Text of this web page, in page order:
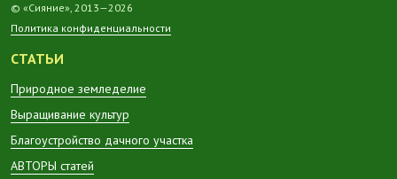
© «Сияние», 2013—2026
Политика конфиденциальности
СТАТЬИ
Природное земледелие
Выращивание культур
Благоустройство дачного участка
АВТОРЫ статей